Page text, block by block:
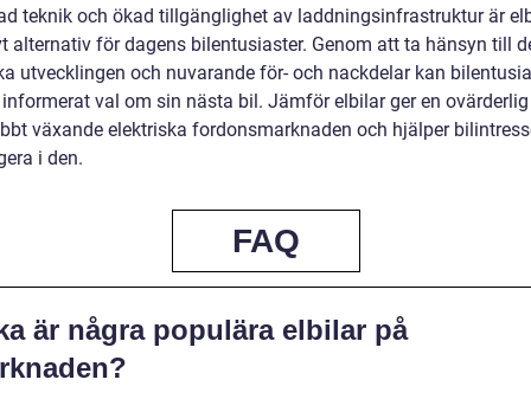
teknik och ökad tillgänglighet av laddningsinfrastruktur är
alternativ för dagens bilentusiaster. Genom att ta hänsyn till
utvecklingen och nuvarande för- och nackdelar kan
val om sin nästa bil. Jämför elbilar ger en
växande elektriska fordonsmarknaden och hjälper
i den.
FAQ
är några populära elbilar på